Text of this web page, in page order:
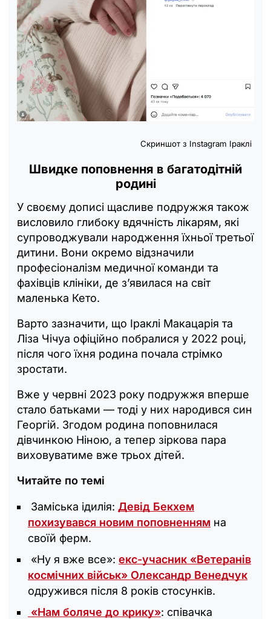
Скриншот з Instagram Іраклі
Швидке поповнення в багатодітній
родині
У своєму дописі щасливе подружжя також
висловило глибоку вдячність лікарям, які
супроводжували народження їхньої третьої
дитини. Вони окремо відзначили
професіоналізм медичної команди та
фахівців клініки, де з’явилася на світ
маленька Кето.
Варто зазначити, що Іраклі Макацарія та
Ліза Чічуа офіційно побралися у 2022 році,
після чого їхня родина почала стрімко
зростати.
Вже у червні 2023 року подружжя вперше
стало батьками — тоді у них народився син
Георгій. Згодом родина поповнилася
дівчинкою Ніною, а тепер зіркова пара
виховуватиме вже трьох дітей.
Читайте по темі
Заміська ідилія: Девід Бекхем
похизувався новим поповненням на
своїй ферм.
«Ну я вже все»: екс-учасник «Ветеранів
космічних військ» Олександр Венедчук
одружився після 8 років стосунків.
«Нам боляче до крику»: співачка